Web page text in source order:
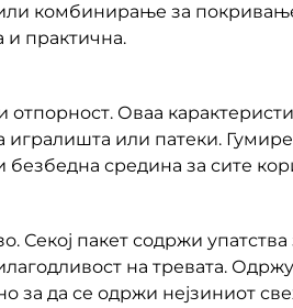
комбинирање за
и практична.
Оваа
или патеки.
безбедна средина за сите
Секој пакет содржи упатства
на тревата.
за да се одржи нејзиниот